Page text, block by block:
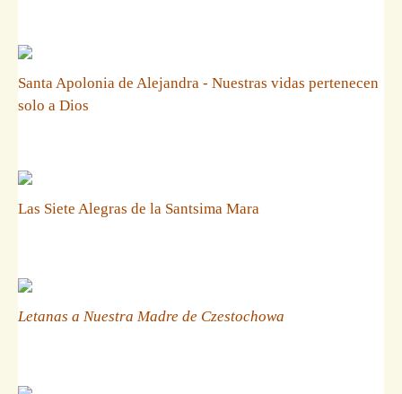
Santa Apolonia de Alejandra - Nuestras vidas pertenecen
solo a Dios
Las Siete Alegras de la Santsima Mara
Letanas a Nuestra Madre de Czestochowa